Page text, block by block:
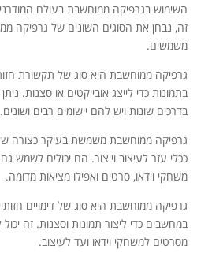
השימוש בגרפיקה ממוחשבת בעולם
זה, נבחן את הסוגים השונים של גרפיקה
משמשים.
גרפיקה ממוחשבת היא סוג של תקשורת
בתמונות כדי לייצג אובייקטים או סצנות.
בדרכים שונות ויש להם יישומים רבים ושונים.
גרפיקה ממוחשבת משמשת בעיקר כצורה
ככלי עזר לעיצוב וייצור. הם יכולים לשמש
משחקי וידאו, סרטים ואפילו מציאות מדומה.
גרפיקה ממוחשבת היא סוג של דימויים
במחשבים כדי ליצור תמונות וסצנות. זה
מסרטים למשחקי וידאו ועד לעיצוב.